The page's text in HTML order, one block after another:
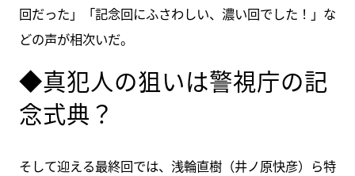
回だった」「記念回にふさわしい、濃い回でした！」な
どの声が相次いだ。
◆真犯人の狙いは警視庁の記
念式典？
そして迎える最終回では、浅輪直樹（井ノ原快彦）ら特